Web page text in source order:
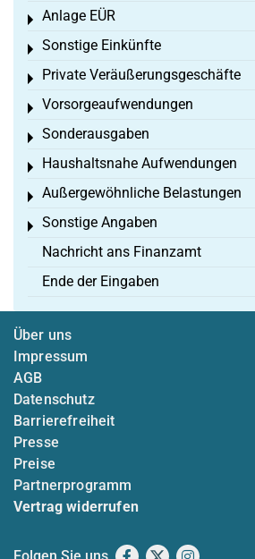
Anlage EÜR
Toggle menu
Sonstige Einkünfte
Toggle menu
Private Veräußerungsgeschäfte
Toggle menu
Vorsorgeaufwendungen
Toggle menu
Sonderausgaben
Toggle menu
Haushaltsnahe Aufwendungen
Toggle menu
Außergewöhnliche Belastungen
Toggle menu
Sonstige Angaben
Toggle menu
Nachricht ans Finanzamt
Ende der Eingaben
Über uns
Impressum
AGB
Datenschutz
Barrierefreiheit
Presse
Preise
Partnerprogramm
Vertrag widerrufen